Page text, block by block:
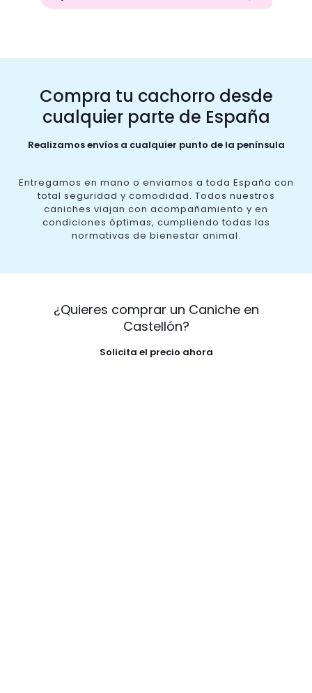
Compra tu cachorro desde
cualquier parte de España
Realizamos envíos a cualquier punto de la península
Entregamos en mano o enviamos a toda España con
total seguridad y comodidad. Todos nuestros
caniches viajan con acompañamiento y en
condiciones óptimas, cumpliendo todas las
normativas de bienestar animal.
¿Quieres comprar un Caniche en
Castellón?
Solicita el precio ahora